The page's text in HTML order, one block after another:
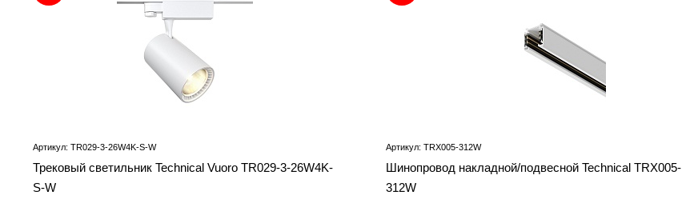
Артикул: TR029-3-26W4K-S-W
Трековый светильник Technical Vuoro TR029-3-26W4K-
S-W
Артикул: TRX005-312W
Шинопровод накладной/подвесной Technical TRX005-
312W